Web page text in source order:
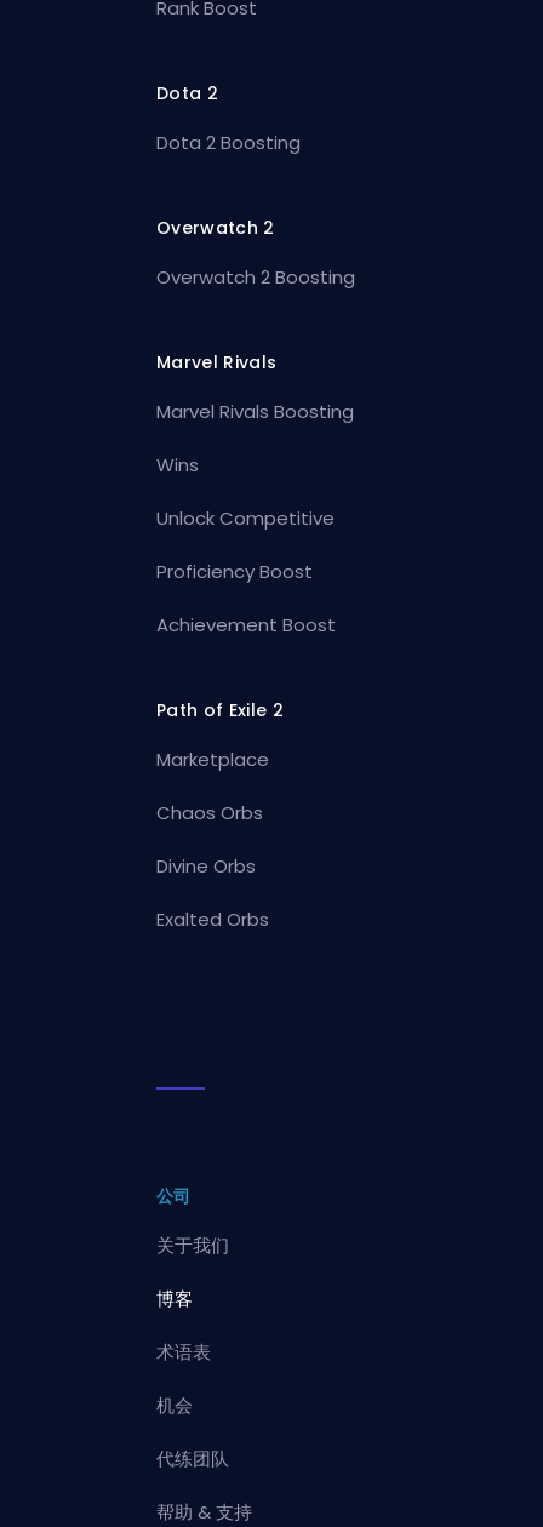
Rank Boost
Dota 2
Dota 2 Boosting
Overwatch 2
Overwatch 2 Boosting
Marvel Rivals
Marvel Rivals Boosting
Wins
Unlock Competitive
Proficiency Boost
Achievement Boost
Path of Exile 2
Marketplace
Chaos Orbs
Divine Orbs
Exalted Orbs
公司
关于我们
博客
术语表
机会
代练团队
帮助 & 支持